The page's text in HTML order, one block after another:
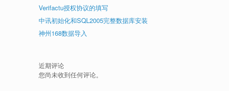
Verifactu授权协议的填写
中讯初始化和SQL2005完整数据库安装
神州168数据导入
近期评论
您尚未收到任何评论。